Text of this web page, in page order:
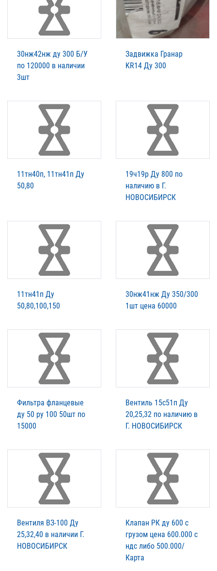
30нж42нж ду 300 Б/У
по 120000 в наличии
3шт
Задвижка Гранар
KR14 Ду 300
11тн40п, 11тн41п Ду
50,80
19ч19р Ду 800 по
наличию в Г.
НОВОСИБИРСК
11тн41п Ду
50,80,100,150
30нж41нж Ду 350/300
1шт цена 60000
Фильтра фланцевые
ду 50 ру 100 50шт по
15000
Вентиль 15с51п Ду
20,25,32 по наличию в
Г. НОВОСИБИРСК
Вентиля ВЗ-100 Ду
25,32,40 в наличии Г.
НОВОСИБИРСК
Клапан РК ду 600 с
грузом цена 600.000 с
ндс либо 500.000/
Карта